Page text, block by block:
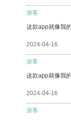
游客
这款app就像我
2024-04-16
游客
这款app就像我
2024-04-16
游客